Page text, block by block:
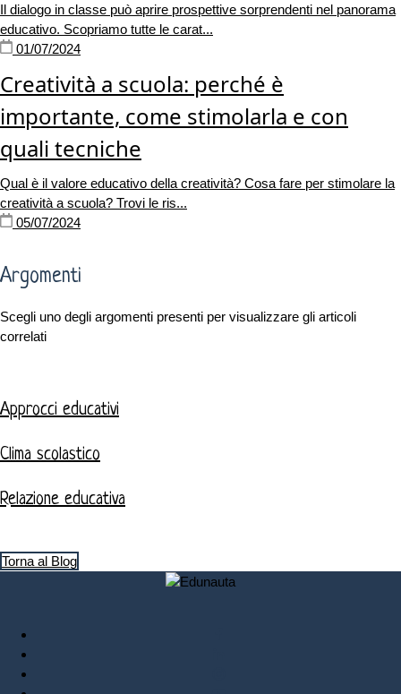
Il dialogo in classe può aprire prospettive sorprendenti nel panorama
educativo. Scopriamo tutte le carat...
01/07/2024
Creatività a scuola: perché è
importante, come stimolarla e con
quali tecniche
Qual è il valore educativo della creatività? Cosa fare per stimolare la
creatività a scuola? Trovi le ris...
05/07/2024
Argomenti
Scegli uno degli argomenti presenti per visualizzare gli articoli
correlati
Approcci educativi
Clima scolastico
Relazione educativa
Torna al Blog